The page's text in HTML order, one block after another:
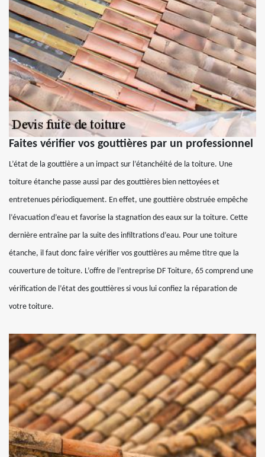
Faites vérifier vos gouttières par un professionnel
L’état de la gouttière a un impact sur l’étanchéité de la toiture. Une
toiture étanche passe aussi par des gouttières bien nettoyées et
entretenues périodiquement. En effet, une gouttière obstruée empêche
l’évacuation d’eau et favorise la stagnation des eaux sur la toiture. Cette
dernière entraîne par la suite des infiltrations d’eau. Pour une toiture
étanche, il faut donc faire vérifier vos gouttières au même titre que la
couverture de toiture. L’offre de l’entreprise DF Toiture, 65 comprend une
vérification de l’état des gouttières si vous lui confiez la réparation de
votre toiture.